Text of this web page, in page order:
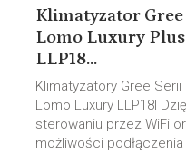
Klimatyzator Gree
Lomo Luxury Plus
LLP18...
Klimatyzatory Gree Serii
Lomo Luxury LLP18I
sterowaniu przez WiFi
możliwości podłączenia